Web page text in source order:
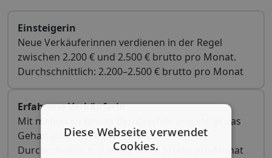
Einsteigerin
Neue Verkäuferinnen verdienen in der Regel
zwischen 2.200 € und 2.500 € brutto pro Monat.
Durchschnittlich: 2.200–2.500 € brutto pro Monat
Erfahrene Verkäuferin
Mit mehreren Jahren Berufserfahrung steigt das
Gehalt auf 2.500 € bis 2.800 € brutto.
Durchschnittlich: 2.500–2.800 € brutto pro Monat
Diese Webseite verwendet
Cookies.